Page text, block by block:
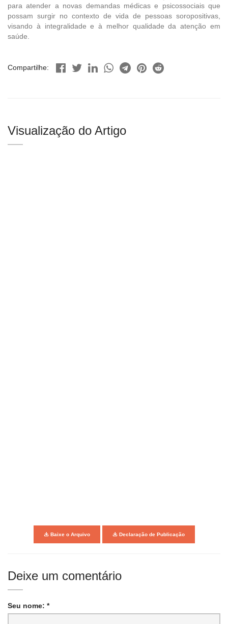
para atender a novas demandas médicas e psicossociais que
possam surgir no contexto de vida de pessoas soropositivas,
visando à integralidade e à melhor qualidade da atenção em
saúde.
Compartilhe:
Visualização do Artigo
Baixe o Arquivo Declaração de Publicação
Deixe um comentário
Seu nome: *